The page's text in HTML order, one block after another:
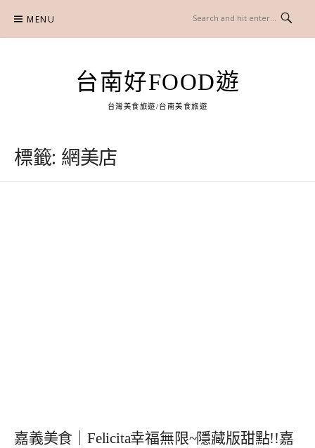
content
MENU
台南好FOOD遊
台灣美食旅遊/台南美食旅遊
標籤: 網美店
嘉義美食｜Felicita幸福無限~隱藏版甜點!!嘉